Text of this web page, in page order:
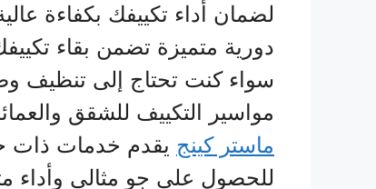
لضمان أداء تكييفك بكفاءة
دورية متميزة تضمن بقاء
سواء كنت تحتاج إلى تنظيف
مواسير التكييف للشقق
ماستر كينج يقدم خدمات ذات
للحصول على جو مثالي وأداء